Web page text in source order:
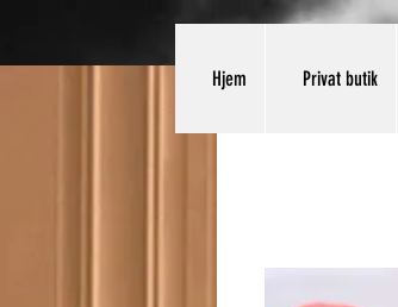
Hjem Privat butik